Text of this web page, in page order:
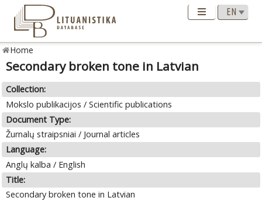
Home
Secondary broken tone in Latvian
Collection:
Mokslo publikacijos / Scientific publications
Document Type:
Žurnalų straipsniai / Journal articles
Language:
Anglų kalba / English
Title:
Secondary broken tone in Latvian